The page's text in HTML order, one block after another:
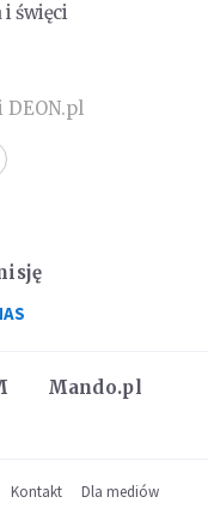
święci
DEON.pl
Mando.pl
Kontakt Dla mediów